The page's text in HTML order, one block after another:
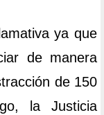
ya que
de manera
de 150
la Justicia